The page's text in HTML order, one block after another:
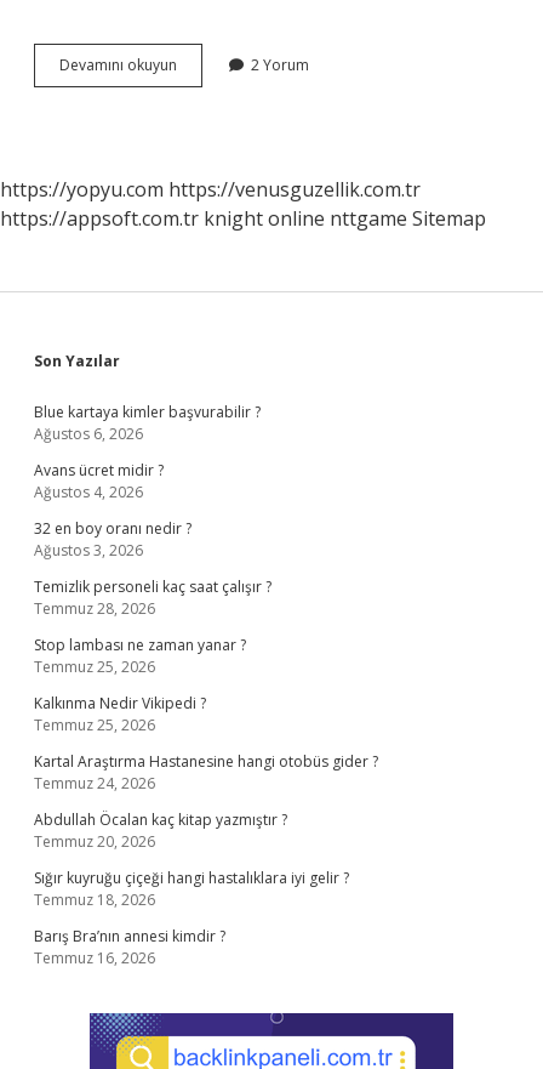
Devamını okuyun
Unsurları
2 Yorum
https://yopyu.com https://venusguzellik.com.tr
https://appsoft.com.tr knight online nttgame Sitemap
Sidebar
Son Yazılar
Blue kartaya kimler başvurabilir ?
Ağustos 6, 2026
Avans ücret midir ?
Ağustos 4, 2026
32 en boy oranı nedir ?
Ağustos 3, 2026
Temizlik personeli kaç saat çalışır ?
Temmuz 28, 2026
Stop lambası ne zaman yanar ?
Temmuz 25, 2026
Kalkınma Nedir Vikipedi ?
Temmuz 25, 2026
Kartal Araştırma Hastanesine hangi otobüs gider ?
Temmuz 24, 2026
Abdullah Öcalan kaç kitap yazmıştır ?
Temmuz 20, 2026
Sığır kuyruğu çiçeği hangi hastalıklara iyi gelir ?
Temmuz 18, 2026
Barış Bra’nın annesi kimdir ?
Temmuz 16, 2026